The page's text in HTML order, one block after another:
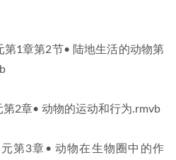
1章第2节• 陆地生活的动物第
2章• 动物的运动和行为.rmvb
第3章• 动物在生物圈中的作